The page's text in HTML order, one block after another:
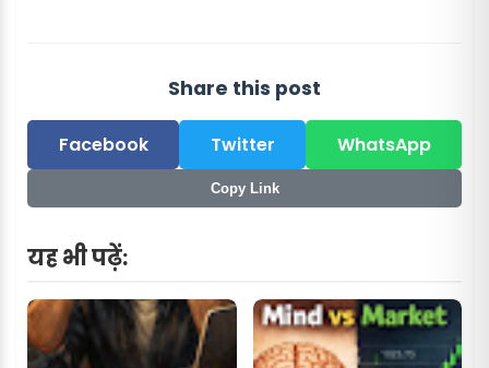
Share this post
Facebook Twitter WhatsApp
Copy Link
यह भी पढ़ें: